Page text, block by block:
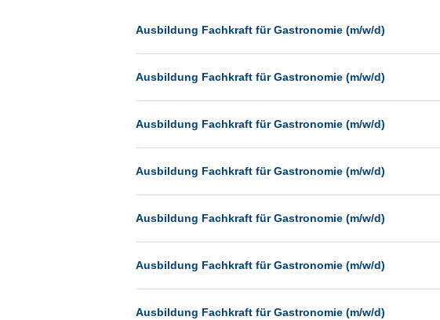
Dresden
Düsseldorf
Erfurt
Essen
Frankfurt
Freiburg
Hamburg
Ausbildung Fachkraft für Gastronomie (m/w/d)
Ausbildung Fachkraft für Gastronomie (m/w/d)
Ausbildung Fachkraft für Gastronomie (m/w/d)
Ausbildung Fachkraft für Gastronomie (m/w/d)
Ausbildung Fachkraft für Gastronomie (m/w/d)
Ausbildung Fachkraft für Gastronomie (m/w/d)
Ausbildung Fachkraft für Gastronomie (m/w/d)